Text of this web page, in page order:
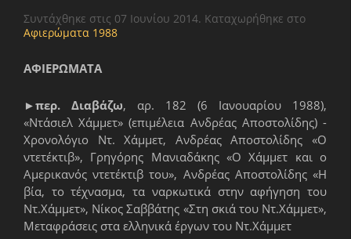
Συντάχθηκε στις 07 Ιουνίου 2014. Καταχωρήθηκε στο
Αφιερώματα 1988
ΑΦΙΕΡΩΜΑΤΑ
►περ. Διαβάζω, αρ. 182 (6 Ιανουαρίου 1988),
«Ντάσιελ Χάμμετ» (επιμέλεια Ανδρέας Αποστολίδης) -
Χρονολόγιο Ντ. Χάμμετ, Ανδρέας Αποστολίδης «Ο
ντετέκτιβ», Γρηγόρης Μανιαδάκης «Ο Χάμμετ και ο
Αμερικανός ντετέκτιβ του», Ανδρέας Αποστολίδης «Η
βία, το τέχνασμα, τα ναρκωτικά στην αφήγηση του
Ντ.Χάμμετ», Νίκος Σαββάτης «Στη σκιά του Ντ.Χάμμετ»,
Μεταφράσεις στα ελληνικά έργων του Ντ.Χάμμετ